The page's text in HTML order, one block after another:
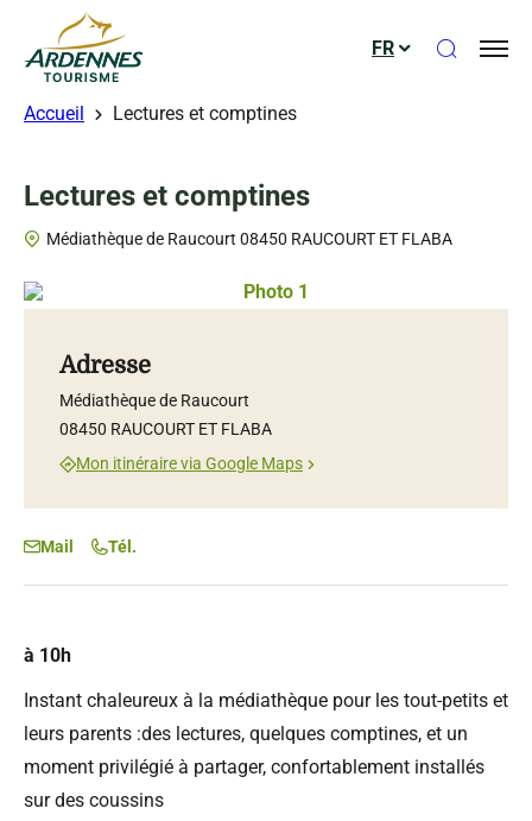
ADT des Ardennes
FR Ouvrir
Accueil Lectures et comptines
Lectures et comptines
Médiathèque de Raucourt 08450 RAUCOURT ET FLABA
à 10h
Instant chaleureux à la médiathèque pour les tout-petits et
leurs parents :des lectures, quelques comptines, et un
moment privilégié à partager, confortablement installés
sur des coussins
Photo 1, © Droits gérés –
Adresse
Médiathèque de Raucourt
08450 RAUCOURT ET FLABA
Mon itinéraire via Google Maps
Mail Tél.